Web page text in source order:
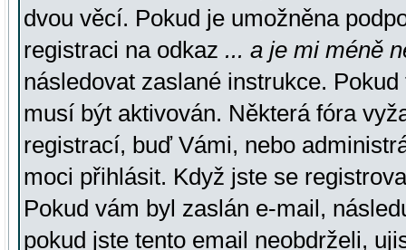
dvou věcí. Pokud je umožněna
registraci na odkaz ... a je mi méně
následovat zaslané instrukce.
musí být aktivován. Některá fóra
registrací, buď Vámi, nebo
moci přihlásit. Když jste se
Pokud vám byl zaslán e-mail,
pokud jste tento email neobdrželi,